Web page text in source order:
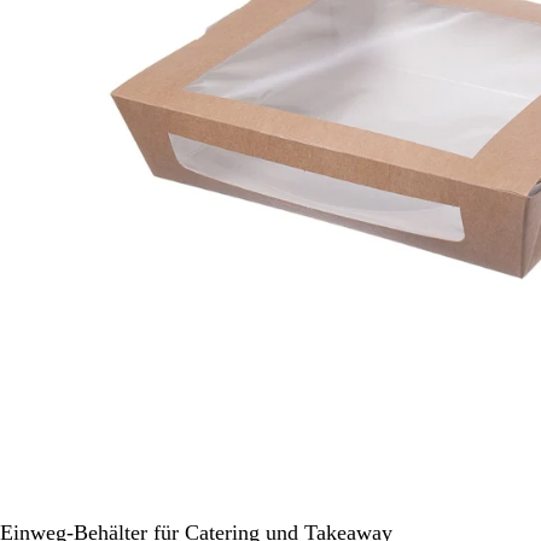
zum
Einweg-Behälter für Catering und Takeaway